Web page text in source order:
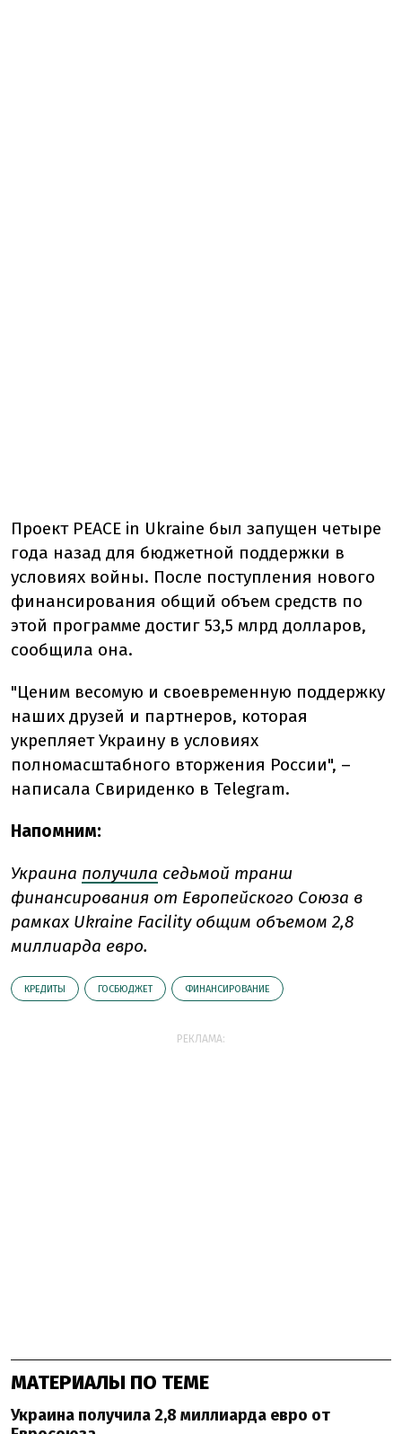
Проект PEACE in Ukraine был запущен четыре
года назад для бюджетной поддержки в
условиях войны. После поступления нового
финансирования общий объем средств по
этой программе достиг 53,5 млрд долларов,
сообщила она.
"Ценим весомую и своевременную поддержку
наших друзей и партнеров, которая
укрепляет Украину в условиях
полномасштабного вторжения России", –
написала Свириденко в Telegram.
Напомним:
Украина получила седьмой транш
финансирования от Европейского Союза в
рамках Ukraine Facility общим объемом 2,8
миллиарда евро.
КРЕДИТЫ ГОСБЮДЖЕТ ФИНАНСИРОВАНИЕ
РЕКЛАМА:
МАТЕРИАЛЫ ПО ТЕМЕ
Украина получила 2,8 миллиарда евро от